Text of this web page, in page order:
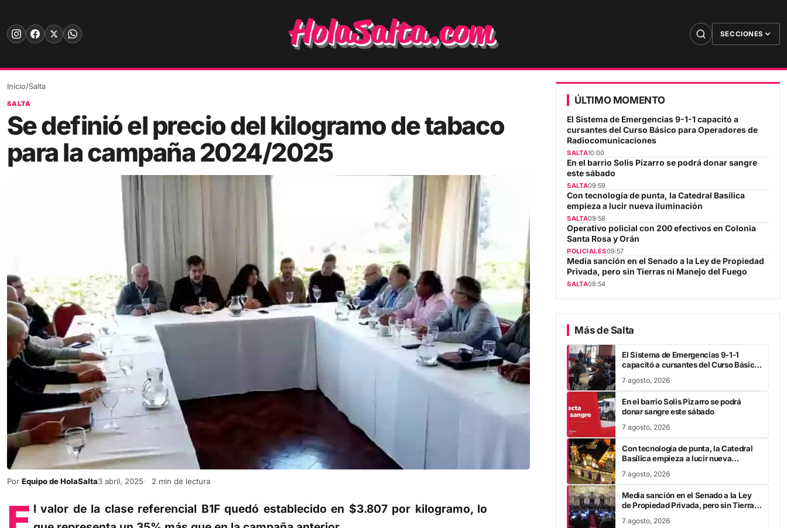
content
SECCIONES
Inicio/Salta
SALTA
Se definió el precio del kilogramo de tabaco
para la campaña 2024/2025
Por Equipo de HolaSalta3 abril, 2025 2 min de lectura
l valor de la clase referencial B1F quedó establecido en $3.807 por kilogramo, lo
ÚLTIMO MOMENTO
El Sistema de Emergencias 9-1-1 capacitó a
cursantes del Curso Básico para Operadores de
Radiocomunicaciones
SALTA10:00
En el barrio Solis Pizarro se podrá donar sangre
este sábado
SALTA09:59
Con tecnología de punta, la Catedral Basílica
empieza a lucir nueva iluminación
SALTA09:58
Operativo policial con 200 efectivos en Colonia
Santa Rosa y Orán
POLICIALES09:57
Media sanción en el Senado a la Ley de Propiedad
Privada, pero sin Tierras ni Manejo del Fuego
SALTA08:54
Más de Salta
El Sistema de Emergencias 9-1-1
capacitó a cursantes del Curso Básico
Radiocomunicaciones
7 agosto, 2026
En el barrio Solis Pizarro se podrá
donar sangre este sábado
7 agosto, 2026
Con tecnología de punta, la Catedral
Basílica empieza a lucir nueva
7 agosto, 2026
Media sanción en el Senado a la Ley
de Propiedad Privada, pero sin Tierras
7 agosto, 2026